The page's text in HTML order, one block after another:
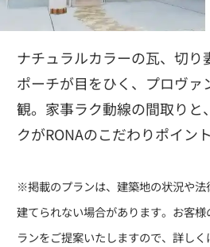
ナチュラルカラーの瓦、切り
ポーチが目をひく、プロヴァ
観。家事ラク動線の間取りと
クがRONAのこだわりポイン
※掲載のプランは、建築地の状況や法
建てられない場合があります。お客
ランをご提案いたしますので、詳し